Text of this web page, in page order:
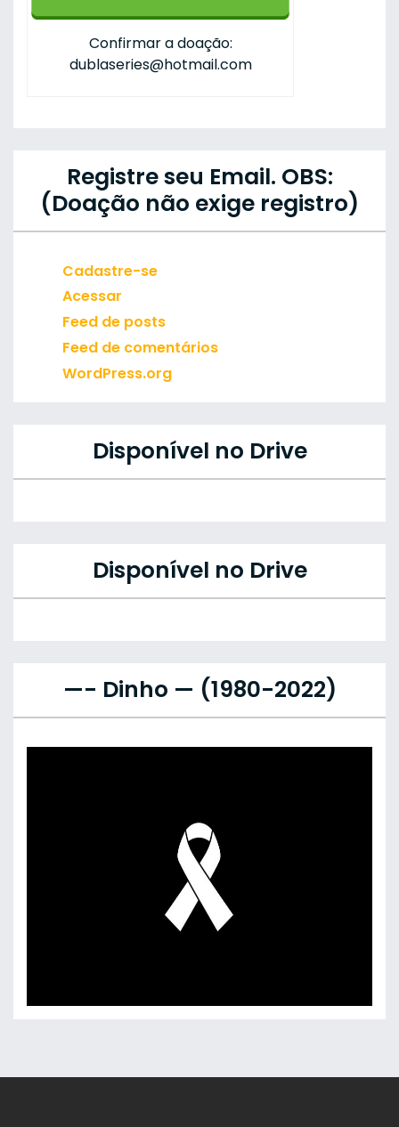
Confirmar a doação:
dublaseries@hotmail.com
Registre seu Email. OBS:
(Doação não exige registro)
Cadastre-se
Acessar
Feed de posts
Feed de comentários
WordPress.org
Disponível no Drive
Disponível no Drive
—- Dinho — (1980-2022)